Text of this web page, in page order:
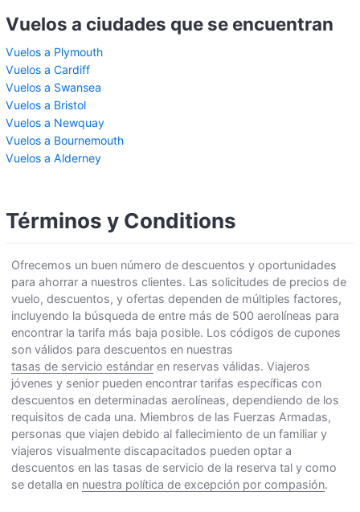
Vuelos a ciudades que se encuentran
Vuelos a Plymouth
Vuelos a Cardiff
Vuelos a Swansea
Vuelos a Bristol
Vuelos a Newquay
Vuelos a Bournemouth
Vuelos a Alderney
Términos y Conditions
Ofrecemos un buen número de descuentos y oportunidades
para ahorrar a nuestros clientes. Las solicitudes de precios de
vuelo, descuentos, y ofertas dependen de múltiples factores,
incluyendo la búsqueda de entre más de 500 aerolíneas para
encontrar la tarifa más baja posible. Los códigos de cupones
son válidos para descuentos en nuestras
tasas de servicio estándar en reservas válidas. Viajeros
jóvenes y senior pueden encontrar tarifas específicas con
descuentos en determinadas aerolíneas, dependiendo de los
requisitos de cada una. Miembros de las Fuerzas Armadas,
personas que viajen debido al fallecimiento de un familiar y
viajeros visualmente discapacitados pueden optar a
descuentos en las tasas de servicio de la reserva tal y como
se detalla en nuestra política de excepción por compasión.